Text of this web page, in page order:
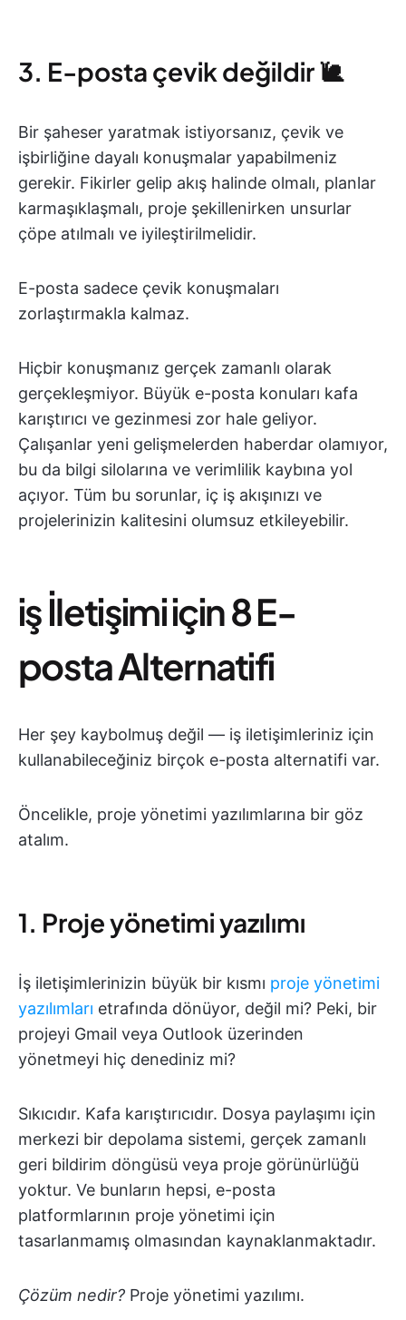
3. E-posta çevik değildir 🐌
Bir şaheser yaratmak istiyorsanız, çevik ve
işbirliğine dayalı konuşmalar yapabilmeniz
gerekir. Fikirler gelip akış halinde olmalı, planlar
karmaşıklaşmalı, proje şekillenirken unsurlar
çöpe atılmalı ve iyileştirilmelidir.
E-posta sadece çevik konuşmaları
zorlaştırmakla kalmaz.
Hiçbir konuşmanız gerçek zamanlı olarak
gerçekleşmiyor. Büyük e-posta konuları kafa
karıştırıcı ve gezinmesi zor hale geliyor.
Çalışanlar yeni gelişmelerden haberdar olamıyor,
bu da bilgi silolarına ve verimlilik kaybına yol
açıyor. Tüm bu sorunlar, iç iş akışınızı ve
projelerinizin kalitesini olumsuz etkileyebilir.
i̇ş İletişimi için 8 E-
posta Alternatifi
Her şey kaybolmuş değil — iş iletişimleriniz için
kullanabileceğiniz birçok e-posta alternatifi var.
Öncelikle, proje yönetimi yazılımlarına bir göz
atalım.
1. Proje yönetimi yazılımı
İş iletişimlerinizin büyük bir kısmı proje yönetimi
yazılımları etrafında dönüyor, değil mi? Peki, bir
projeyi Gmail veya Outlook üzerinden
yönetmeyi hiç denediniz mi?
Sıkıcıdır. Kafa karıştırıcıdır. Dosya paylaşımı için
merkezi bir depolama sistemi, gerçek zamanlı
geri bildirim döngüsü veya proje görünürlüğü
yoktur. Ve bunların hepsi, e-posta
platformlarının proje yönetimi için
tasarlanmamış olmasından kaynaklanmaktadır.
Çözüm nedir? Proje yönetimi yazılımı.